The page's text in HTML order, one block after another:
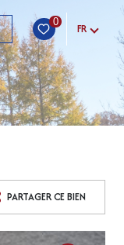
0 FR
PARTAGER CE BIEN